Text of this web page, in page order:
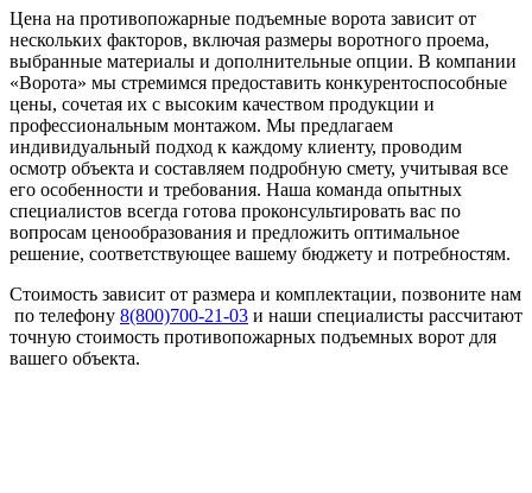
Цена на противопожарные подъемные ворота зависит от
нескольких факторов, включая размеры воротного проема,
выбранные материалы и дополнительные опции. В компании
«Ворота» мы стремимся предоставить конкурентоспособные
цены, сочетая их с высоким качеством продукции и
профессиональным монтажом. Мы предлагаем
индивидуальный подход к каждому клиенту, проводим
осмотр объекта и составляем подробную смету, учитывая все
его особенности и требования. Наша команда опытных
специалистов всегда готова проконсультировать вас по
вопросам ценообразования и предложить оптимальное
решение, соответствующее вашему бюджету и потребностям.
Стоимость зависит от размера и комплектации, позвоните нам
по телефону 8(800)700-21-03 и наши специалисты рассчитают
точную стоимость противопожарных подъемных ворот для
вашего объекта.